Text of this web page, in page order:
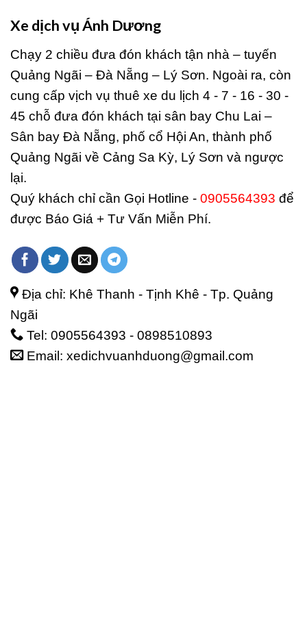
Xe dịch vụ Ánh Dương
Chạy 2 chiều đưa đón khách tận nhà – tuyến
Quảng Ngãi – Đà Nẵng – Lý Sơn. Ngoài ra, còn
cung cấp vịch vụ thuê xe du lịch 4 - 7 - 16 - 30 -
45 chỗ đưa đón khách tại sân bay Chu Lai –
Sân bay Đà Nẵng, phố cổ Hội An, thành phố
Quảng Ngãi về Cảng Sa Kỳ, Lý Sơn và ngược
lại.
Quý khách chỉ cần Gọi Hotline - 0905564393 để
được Báo Giá + Tư Vấn Miễn Phí.
Địa chỉ: Khê Thanh - Tịnh Khê - Tp. Quảng
Ngãi
Tel: 0905564393 - 0898510893
Email: xedichvuanhduong@gmail.com